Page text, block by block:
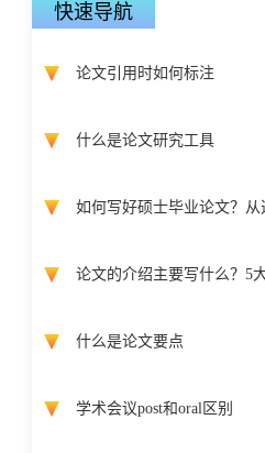
快速导航
论文引用时如何标注
什么是论文研究工具
如何写好硕士毕业论文？
论文的介绍主要写什么？5
什么是论文要点
学术会议post和oral区别